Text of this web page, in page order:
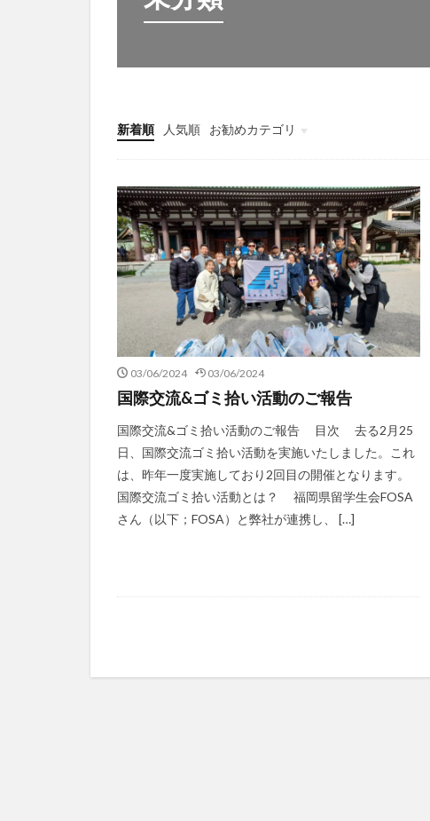
新着順 人気順
お勧めカテゴリ
未分類
03/06/2024 03/06/2024
国際交流&ゴミ拾い活動のご報告
国際交流&ゴミ拾い活動のご報告 目次 去る2月25
日、国際交流ゴミ拾い活動を実施いたしました。これ
は、昨年一度実施しており2回目の開催となります。
国際交流ゴミ拾い活動とは？ 福岡県留学生会FOSA
さん（以下；FOSA）と弊社が連携し、 […]